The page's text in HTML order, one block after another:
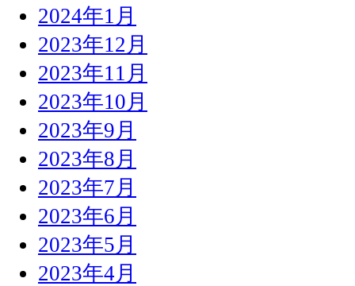
2024年1月
2023年12月
2023年11月
2023年10月
2023年9月
2023年8月
2023年7月
2023年6月
2023年5月
2023年4月